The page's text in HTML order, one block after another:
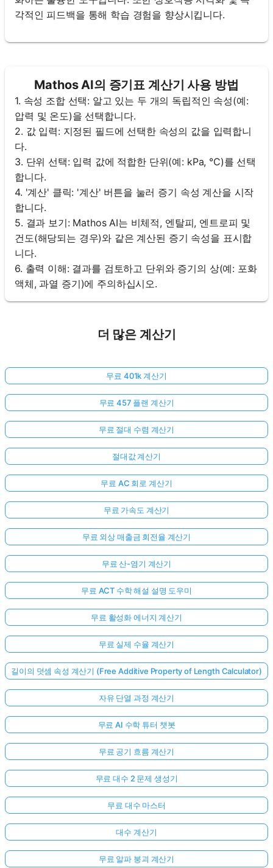
각적인 피드백을 통해 학습 경험을 향상시킵니다.
Mathos AI의 증기표 계산기 사용 방법
1. 속성 조합 선택: 알고 있는 두 개의 독립적인 속성(예:
압력 및 온도)을 선택합니다.
2. 값 입력: 지정된 필드에 선택한 속성의 값을 입력합니
다.
3. 단위 선택: 입력 값에 적합한 단위(예: kPa, °C)를 선택
합니다.
4. '계산' 클릭: '계산' 버튼을 눌러 증기 속성 계산을 시작
합니다.
5. 결과 보기: Mathos AI는 비체적, 엔탈피, 엔트로피 및
건도(해당되는 경우)와 같은 계산된 증기 속성을 표시합
니다.
6. 출력 이해: 결과를 검토하고 단위와 증기의 상(예: 포화
액체, 과열 증기)에 주의하십시오.
더 많은 계산기
무료 401k 계산기
무료 457 플랜 계산기
무료 절대 수렴 계산기
절대값 계산기
무료 AC 회로 계산기
무료 가속도 계산기
무료 외상 매출금 회전율 계산기
무료 산-염기 계산기
무료 ACT 수학 해설 설명 도우미
무료 활성화 에너지 계산기
무료 실제 수율 계산기
길이의 덧셈 속성 계산기 (Free Additive Property of Length Calculator)
자유 단열 과정 계산기
무료 AI 수학 튜터 챗봇
무료 공기 흐름 계산기
무료 대수 2 문제 생성기
무료 대수 마스터
대수 계산기
무료 알파 붕괴 계산기